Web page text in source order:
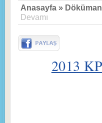
Anasayfa »
Devamı
2013